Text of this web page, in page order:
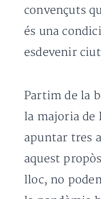
convençuts
és una
esdevenir
Partim de la
la majoria de
apuntar tres
aquest
lloc, no